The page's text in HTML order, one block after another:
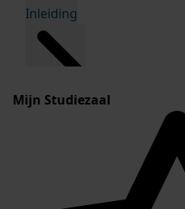
Inleiding
Mijn Studiezaal